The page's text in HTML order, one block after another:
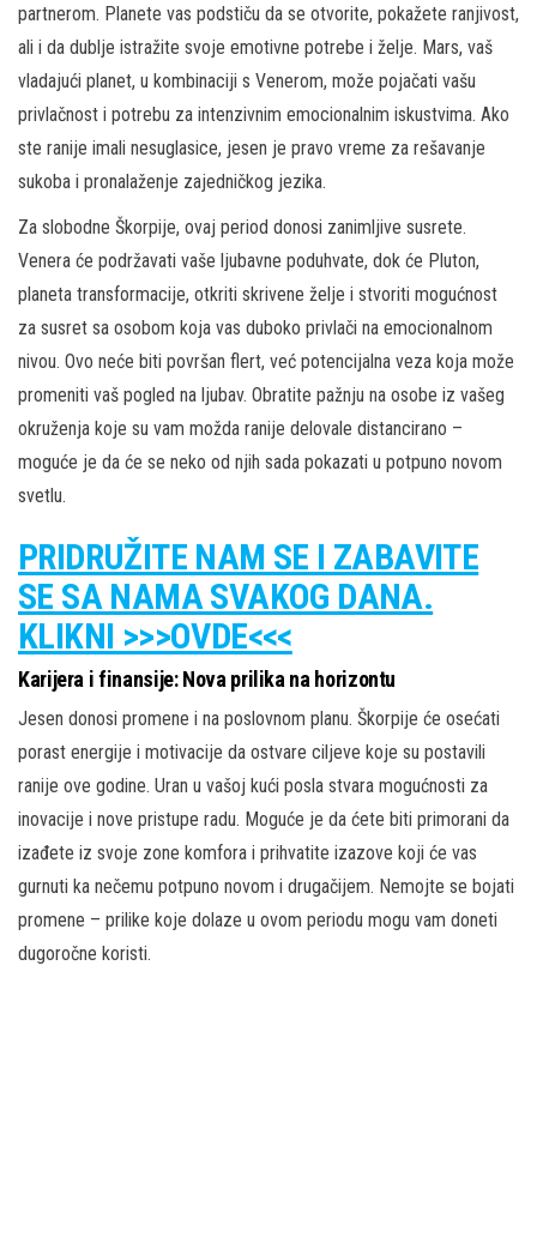
partnerom. Planete vas podstiču da se otvorite, pokažete ranjivost,
ali i da dublje istražite svoje emotivne potrebe i želje. Mars, vaš
vladajući planet, u kombinaciji s Venerom, može pojačati vašu
privlačnost i potrebu za intenzivnim emocionalnim iskustvima. Ako
ste ranije imali nesuglasice, jesen je pravo vreme za rešavanje
sukoba i pronalaženje zajedničkog jezika.
Za slobodne Škorpije, ovaj period donosi zanimljive susrete.
Venera će podržavati vaše ljubavne poduhvate, dok će Pluton,
planeta transformacije, otkriti skrivene želje i stvoriti mogućnost
za susret sa osobom koja vas duboko privlači na emocionalnom
nivou. Ovo neće biti površan flert, već potencijalna veza koja može
promeniti vaš pogled na ljubav. Obratite pažnju na osobe iz vašeg
okruženja koje su vam možda ranije delovale distancirano –
moguće je da će se neko od njih sada pokazati u potpuno novom
svetlu.
PRIDRUŽITE NAM SE I ZABAVITE
SE SA NAMA SVAKOG DANA.
KLIKNI >>>OVDE<<<
Karijera i finansije: Nova prilika na horizontu
Jesen donosi promene i na poslovnom planu. Škorpije će osećati
porast energije i motivacije da ostvare ciljeve koje su postavili
ranije ove godine. Uran u vašoj kući posla stvara mogućnosti za
inovacije i nove pristupe radu. Moguće je da ćete biti primorani da
izađete iz svoje zone komfora i prihvatite izazove koji će vas
gurnuti ka nečemu potpuno novom i drugačijem. Nemojte se bojati
promene – prilike koje dolaze u ovom periodu mogu vam doneti
dugoročne koristi.